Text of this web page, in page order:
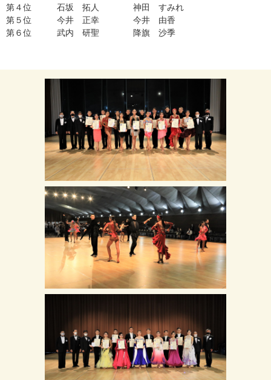
第４位 石坂 拓人 神田 すみれ
第５位
今井 正幸 今井 由香
第６位
武内 研聖 降旗 沙季